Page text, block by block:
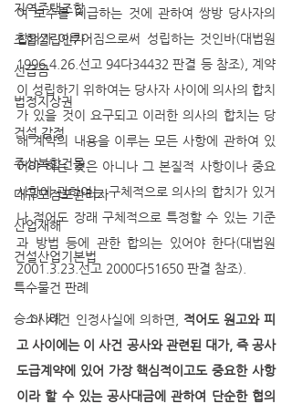
지역주택조합
조합설립인가
선급금
법정지상권
건설 감정
주상복합건물
대규모점포관리자
산업재해
건설산업기본법
특수물건 판례
승소사례
여 보수를 지급하는 것에 관하여 쌍방 당사자의
합의가 이루어짐으로써 성립하는 것인바(대법원
1996.4.26.선고 94다34432 판결 등 참조), 계약
이 성립하기 위하여는 당사자 사이에 의사의 합치
가 있을 것이 요구되고 이러한 의사의 합치는 당
해 계약의 내용을 이루는 모든 사항에 관하여 있
어야 하는 것은 아니나 그 본질적 사항이나 중요
사항에 관하여는 구체적으로 의사의 합치가 있거
나 적어도 장래 구체적으로 특정할 수 있는 기준
과 방법 등에 관한 합의는 있어야 한다(대법원
2001.3.23.선고 2000다51650 판결 참조).
   이 사건 인정사실에 의하면,
적어도 원고와 피
고 사이에는 이 사건 공사와 관련된 대가, 즉 공사
도급계약에 있어 가장 핵심적이고도 중요한 사항
이라 할 수 있는 공사대금에 관하여 단순한 협의